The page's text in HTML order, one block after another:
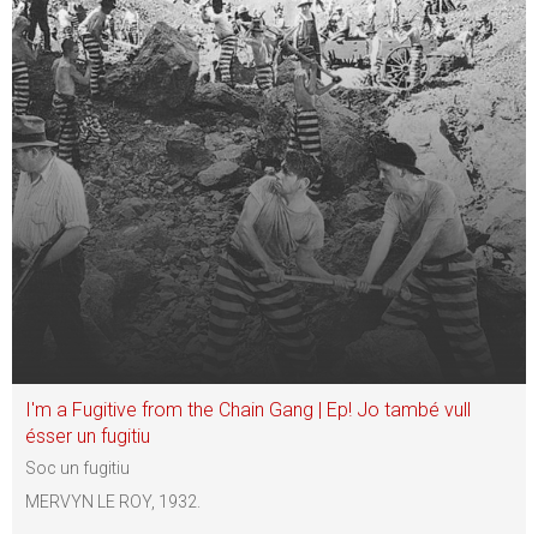
I'm a Fugitive from the Chain Gang | Ep! Jo també vull
ésser un fugitiu
Soc un fugitiu
MERVYN LE ROY, 1932.